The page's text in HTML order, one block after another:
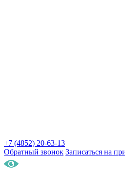
+7 (4852) 20-63-13
Обратный звонок Записаться на